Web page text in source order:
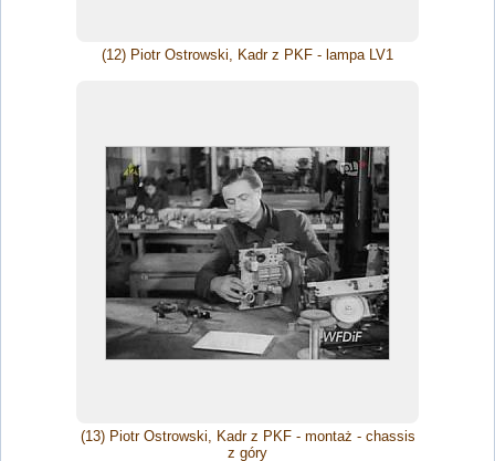
(12) Piotr Ostrowski, Kadr z PKF - lampa LV1
(13) Piotr Ostrowski, Kadr z PKF - montaż - chassis
z góry